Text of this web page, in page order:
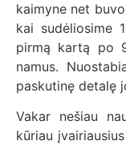
kaimyne net
kai sudėliosime
pirmą kartą po
namus.
paskutinę detalę
Vakar nešiau
kūriau